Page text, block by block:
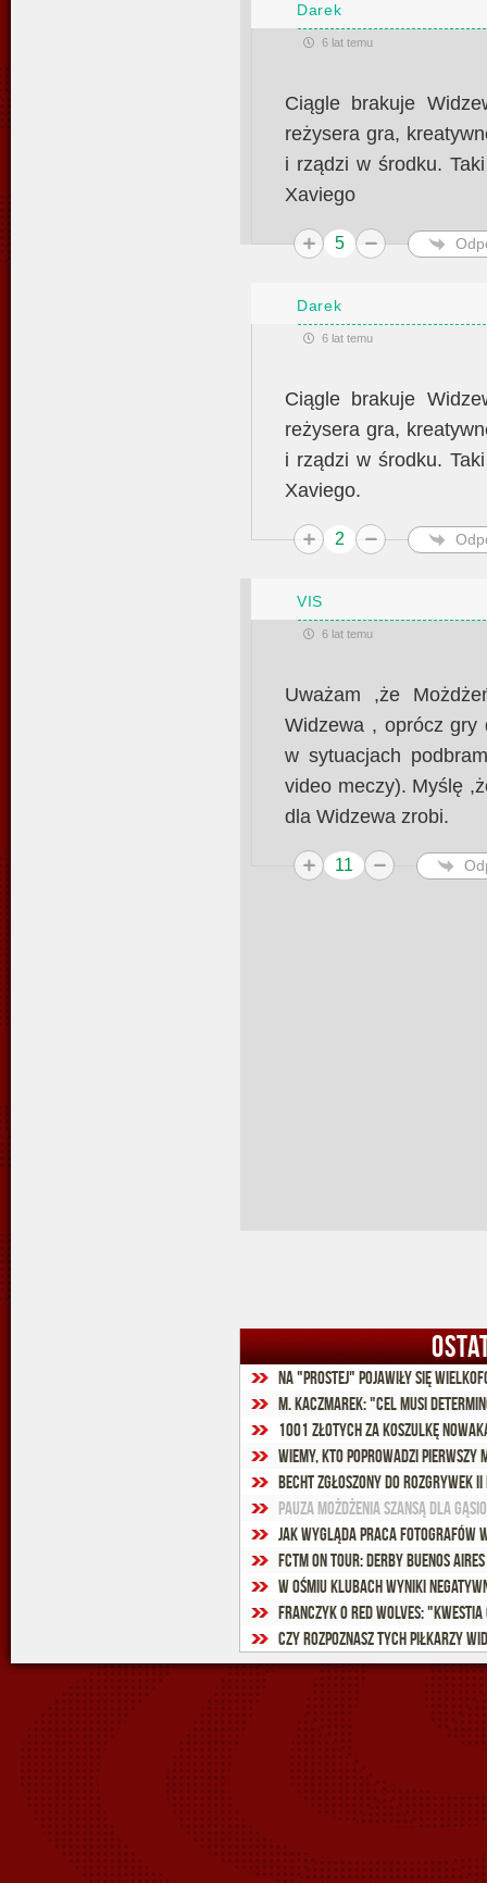
Darek
6 lat temu
Ciągle brakuje
reżysera gra,
i rządzi w środku.
Xaviego
5
Darek
6 lat temu
Ciągle brakuje
reżysera gra,
i rządzi w środku.
Xaviego.
2
VIS
6 lat temu
Uważam ,że
Widzewa , oprócz gry
w sytuacjach
video meczy). Myślę
dla Widzewa zrobi.
11
Na "Prostej" pojawiły się
M. Kaczmarek: "Cel musi
1001 złotych za koszulkę
Wiemy, kto poprowadzi pierwszy
Becht zgłoszony do rozgrywek
Pauza Możdżenia szansą dla
Jak wygląda praca fotografów
FCTM on Tour: Derby Buenos
W ośmiu klubach wyniki
Czy rozpoznasz tych piłkarzy